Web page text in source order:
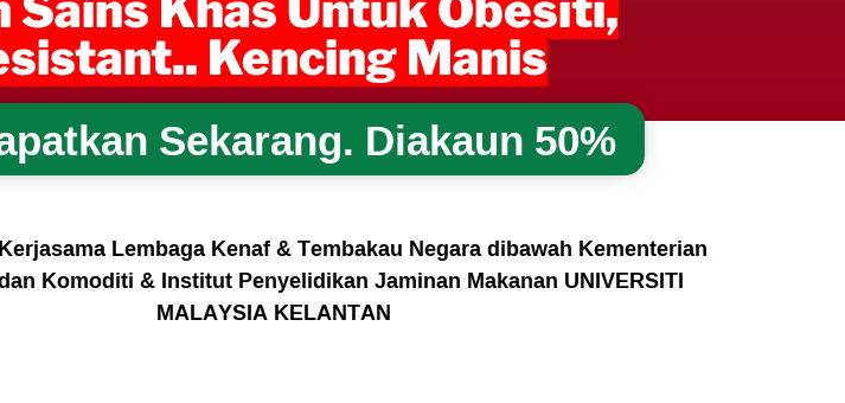
Kencing Manis
Sekarang. Diakaun 50%
Lembaga Kenaf & Tembakau Negara dibawah Kementerian
Komoditi & Institut Penyelidikan Jaminan Makanan UNIVERSITI
MALAYSIA KELANTAN